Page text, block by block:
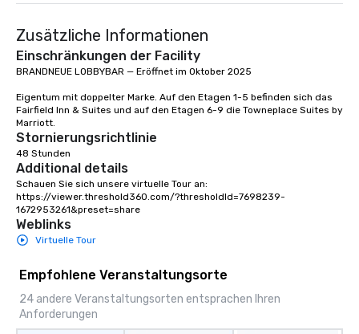
Zusätzliche Informationen
Einschränkungen der Facility
BRANDNEUE LOBBYBAR — Eröffnet im Oktober 2025
Eigentum mit doppelter Marke. Auf den Etagen 1-5 befinden sich das
Fairfield Inn & Suites und auf den Etagen 6-9 die Towneplace Suites by
Marriott.
Stornierungsrichtlinie
48 Stunden
Additional details
Schauen Sie sich unsere virtuelle Tour an:
https://viewer.threshold360.com/?thresholdId=7698239-
1672953261&preset=share
Weblinks
Virtuelle Tour
Empfohlene Veranstaltungsorte
24 andere Veranstaltungsorten entsprachen Ihren
Anforderungen